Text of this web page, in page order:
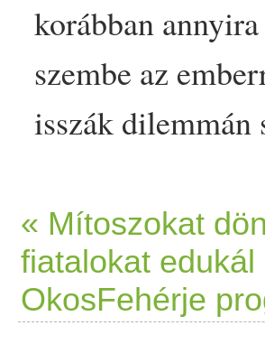
korábban
szembe az
isszák
egyáltalán az
Azonban ebben
hóbortételéről
« Mítoszokat
fiatalokat edukál
OkosFehérje